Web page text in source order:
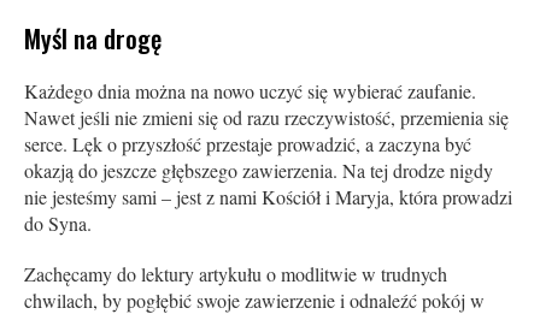
Myśl na drogę
Każdego dnia można na nowo uczyć się wybierać zaufanie.
Nawet jeśli nie zmieni się od razu rzeczywistość, przemienia się
serce. Lęk o przyszłość przestaje prowadzić, a zaczyna być
okazją do jeszcze głębszego zawierzenia. Na tej drodze nigdy
nie jesteśmy sami – jest z nami Kościół i Maryja, która prowadzi
do Syna.
Zachęcamy do lektury artykułu o modlitwie w trudnych
chwilach, by pogłębić swoje zawierzenie i odnaleźć pokój w